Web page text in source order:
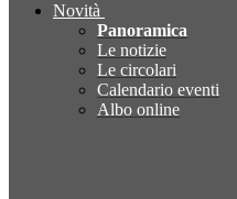
Novità
Panoramica
Le notizie
Le circolari
Calendario eventi
Albo online